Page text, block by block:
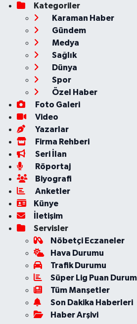
Kategoriler
Karaman Haber
Gündem
Medya
Sağlık
Dünya
Spor
Özel Haber
Foto Galeri
Video
Yazarlar
Firma Rehberi
Seri İlan
Röportaj
Biyografi
Anketler
Künye
İletişim
Servisler
Nöbetçi Eczaneler
Hava Durumu
Trafik Durumu
Süper Lig Puan
Tüm Manşetler
Son Dakika Haberleri
Haber Arşivi